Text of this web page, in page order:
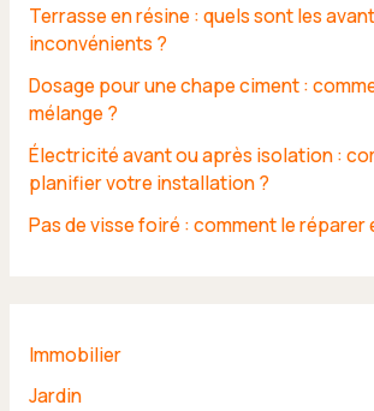
Terrasse en résine : quels sont les
inconvénients ?
Dosage pour une chape ciment :
mélange ?
Électricité avant ou après isolation :
planifier votre installation ?
Pas de visse foiré : comment le
Immobilier
Jardin